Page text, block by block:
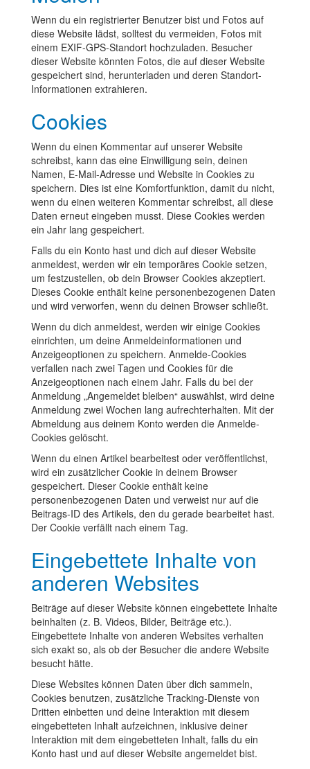
Wenn du ein registrierter Benutzer bist und Fotos auf
diese Website lädst, solltest du vermeiden, Fotos mit
einem EXIF-GPS-Standort hochzuladen. Besucher
dieser Website könnten Fotos, die auf dieser Website
gespeichert sind, herunterladen und deren Standort-
Informationen extrahieren.
Cookies
Wenn du einen Kommentar auf unserer Website
schreibst, kann das eine Einwilligung sein, deinen
Namen, E-Mail-Adresse und Website in Cookies zu
speichern. Dies ist eine Komfortfunktion, damit du nicht,
wenn du einen weiteren Kommentar schreibst, all diese
Daten erneut eingeben musst. Diese Cookies werden
ein Jahr lang gespeichert.
Falls du ein Konto hast und dich auf dieser Website
anmeldest, werden wir ein temporäres Cookie setzen,
um festzustellen, ob dein Browser Cookies akzeptiert.
Dieses Cookie enthält keine personenbezogenen Daten
und wird verworfen, wenn du deinen Browser schließt.
Wenn du dich anmeldest, werden wir einige Cookies
einrichten, um deine Anmeldeinformationen und
Anzeigeoptionen zu speichern. Anmelde-Cookies
verfallen nach zwei Tagen und Cookies für die
Anzeigeoptionen nach einem Jahr. Falls du bei der
Anmeldung „Angemeldet bleiben“ auswählst, wird deine
Anmeldung zwei Wochen lang aufrechterhalten. Mit der
Abmeldung aus deinem Konto werden die Anmelde-
Cookies gelöscht.
Wenn du einen Artikel bearbeitest oder veröffentlichst,
wird ein zusätzlicher Cookie in deinem Browser
gespeichert. Dieser Cookie enthält keine
personenbezogenen Daten und verweist nur auf die
Beitrags-ID des Artikels, den du gerade bearbeitet hast.
Der Cookie verfällt nach einem Tag.
Eingebettete Inhalte von
anderen Websites
Beiträge auf dieser Website können eingebettete Inhalte
beinhalten (z. B. Videos, Bilder, Beiträge etc.).
Eingebettete Inhalte von anderen Websites verhalten
sich exakt so, als ob der Besucher die andere Website
besucht hätte.
Diese Websites können Daten über dich sammeln,
Cookies benutzen, zusätzliche Tracking-Dienste von
Dritten einbetten und deine Interaktion mit diesem
eingebetteten Inhalt aufzeichnen, inklusive deiner
Interaktion mit dem eingebetteten Inhalt, falls du ein
Konto hast und auf dieser Website angemeldet bist.